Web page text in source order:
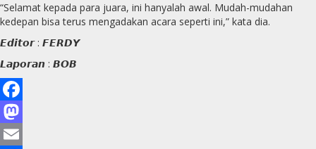
“Selamat kepada para juara, ini hanyalah awal. Mudah-mudahan
kedepan bisa terus mengadakan acara seperti ini,” kata dia.
𝙀𝙙𝙞𝙩𝙤𝙧 : 𝙁𝙀𝙍𝘿𝙔
𝙇𝙖𝙥𝙤𝙧𝙖𝙣 : 𝘽𝙊𝘽
Facebook
Mastodon